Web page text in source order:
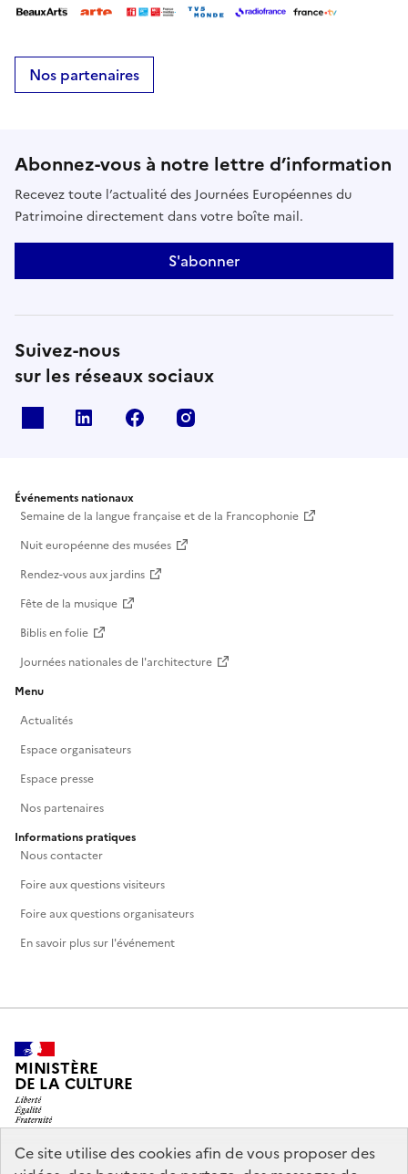
Ce site utilise des cookies afin de vous proposer des
Nos partenaires
Abonnez-vous à notre lettre d’information
Recevez toute l’actualité des Journées Européennes du
Patrimoine directement dans votre boîte mail.
S'abonner
Suivez-nous
sur les réseaux sociaux
Linkedin Facebook
Événements nationaux
Semaine de la langue française et de la Francophonie
Nuit européenne des musées
Rendez-vous aux jardins
Fête de la musique
Biblis en folie
Journées nationales de l'architecture
Menu
Actualités
Espace organisateurs
Espace presse
Nos partenaires
Informations pratiques
Nous contacter
Foire aux questions visiteurs
Foire aux questions organisateurs
En savoir plus sur l'événement
MINISTÈRE
DE LA CULTURE